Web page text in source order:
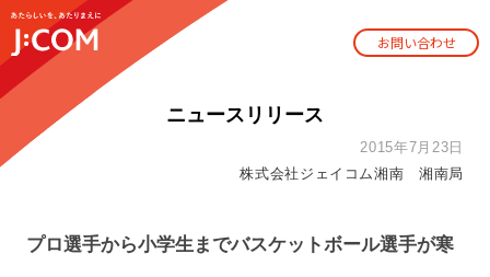
お問い合わせ
ニュースリリース
2015年7月23日
株式会社ジェイコム湘南 湘南局
プロ選手から小学生までバスケットボール選手が寒